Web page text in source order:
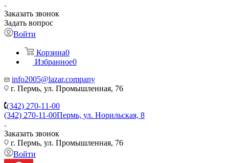
Заказать звонок
Задать вопрос
Войти
Корзина0
Избранное0
info2005@lazar.company
г. Пермь, ул. Промышленная, 76
(342) 270-11-00
(342) 270-11-00Пермь, ул. Норильская, 8
Заказать звонок
г. Пермь, ул. Промышленная, 76
Войти